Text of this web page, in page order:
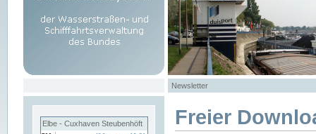
Newsletter
Elbe - Cuxhaven Steubenhöft Freier